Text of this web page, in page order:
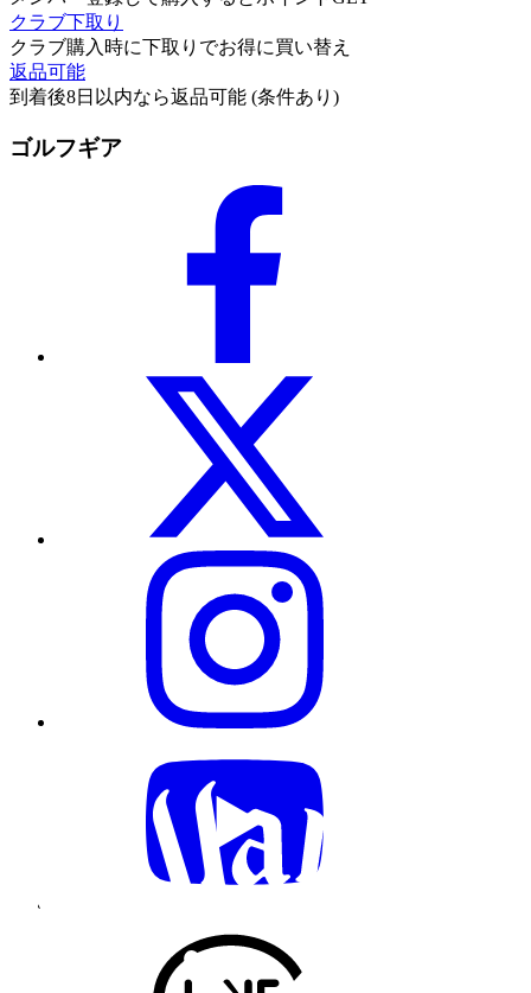
クラブ下取り
クラブ購入時に下取りでお得に買い替え
返品可能
到着後8日以内なら返品可能 (条件あり)
ゴルフギア